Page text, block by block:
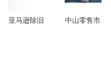
亚马逊除旧
中山零售市